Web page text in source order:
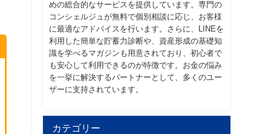
めの総合的なサービスを提供しています。専門の
コンシェルジュが無料で個別相談に応じ、お客様
に最適なアドバイスを行います。さらに、LINEを
利用した簡単な貯蓄力診断や、資産形成の基礎知
識を学べるマガジンも用意されており、初心者で
も安心して利用できるのが特徴です。お金の悩み
を一挙に解決するパートナーとして、多くのユー
ザーに支持されています。
カテゴリー